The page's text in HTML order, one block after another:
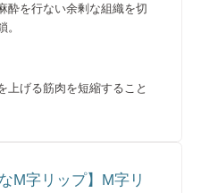
酔を行ない余剰な組織を切
。
上げる筋肉を短縮すること
M字リップ】M字リ